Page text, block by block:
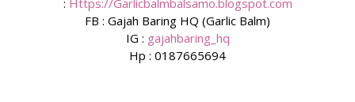
: Https://Garlicbalmbalsamo.blogspot.com
FB : Gajah Baring HQ (Garlic Balm)
IG : gajahbaring_hq
Hp : 0187665694